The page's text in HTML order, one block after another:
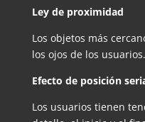
Ley de proximidad
Los objetos más
los ojos de los usuarios.
Efecto de posición
Los usuarios tienen